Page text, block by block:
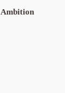
Ambition